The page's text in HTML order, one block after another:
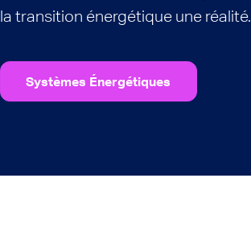
la transition énergétique une réalité.
Systèmes Énergétiques